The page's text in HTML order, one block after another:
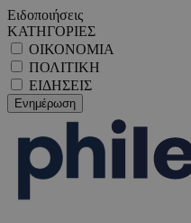
Ειδοποιήσεις
ΚΑΤΗΓΟΡΙΕΣ
ΟΙΚΟΝΟΜΙΑ
ΠΟΛΙΤΙΚΗ
ΕΙΔΗΣΕΙΣ